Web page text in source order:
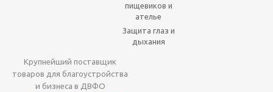
пищевиков и
ателье
Защита глаз и
дыхания
Крупнейший поставщик
товаров для благоустройства
и бизнеса в ДВФО